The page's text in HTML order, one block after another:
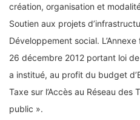
création, organisation et
Soutien aux projets
Développement social.
26 décembre 2012 portant loi
a institué, au profit du budget
Taxe sur l’Accès au Réseau des
public ».